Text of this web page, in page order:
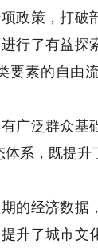
政策，打破
行了有益探
要素的自由
泛群众基
系，既提
经济数据
升了城市文